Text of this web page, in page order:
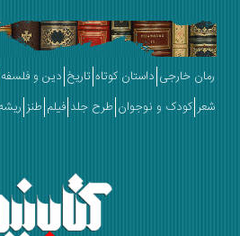
رمان خارجی داستان کوتاه تاریخ دین و فلسفه
شعر کودک و نوجوان طرح جلد فیلم طنز